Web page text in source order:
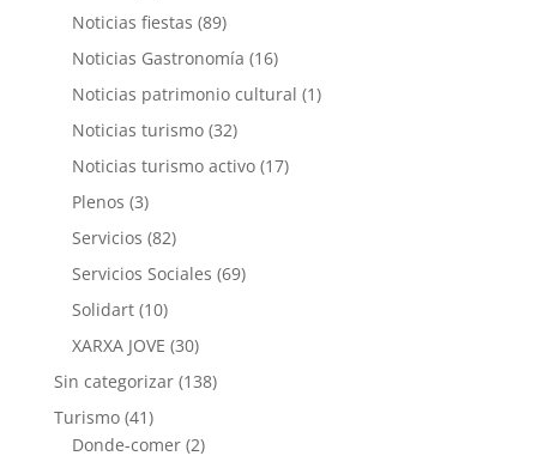
Noticias fiestas (89)
Noticias Gastronomía (16)
Noticias patrimonio cultural (1)
Noticias turismo(32)
Noticias turismo activo(17)
Plenos (3)
Servicios (82)
Servicios Sociales (69)
Solidart(10)
XARXA JOVE (30)
Sin categorizar(138)
Turismo(41)
Donde-comer(2)